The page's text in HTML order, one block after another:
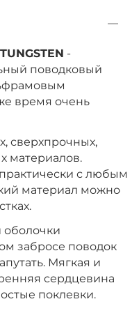
-
поводковый
время очень
сверхпрочных,
материалов.
с любым
материал можно
оболочки
забросе поводок
Мягкая и
сердцевина
поклевки.